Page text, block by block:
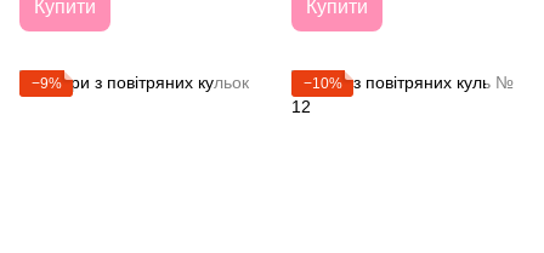
Купити Купити
−9% −10%